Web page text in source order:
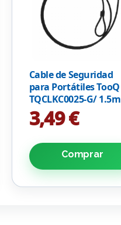
Cable de Seguridad
para Portátiles TooQ
TQCLKC0025-G/ 1.5m
3,49 €
Comprar